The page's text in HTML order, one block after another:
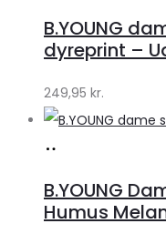
Klædeskabet.dk
B.YOUNG
dyreprint –
249,95 kr.
Klædeskabet.dk
B.YOUNG
Humus